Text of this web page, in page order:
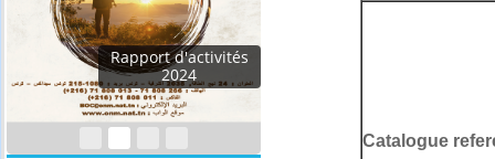
Rapport d'activités
2024
Catalogue